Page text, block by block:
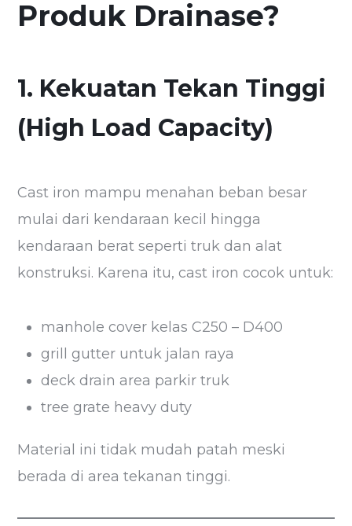
Produk Drainase?
1. Kekuatan Tekan Tinggi
(High Load Capacity)
Cast iron mampu menahan beban besar
mulai dari kendaraan kecil hingga
kendaraan berat seperti truk dan alat
konstruksi. Karena itu, cast iron cocok untuk:
manhole cover kelas C250 – D400
grill gutter untuk jalan raya
deck drain area parkir truk
tree grate heavy duty
Material ini tidak mudah patah meski
berada di area tekanan tinggi.